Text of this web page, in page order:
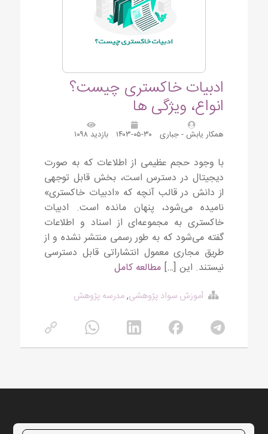
ادبیات خاکستری چیست؟
انواع، ویژگی ها
همکار یابش - جباری ۱۴۰۳-۰۵-۳۰ بازدید ۱۰۹۸
با وجود حجم عظیمی از اطلاعات که به صورت
دیجیتال در دسترس است، بخش قابل توجهی
از دانش در قالب آنچه که «ادبیات خاکستری»
نامیده می‌شود، پنهان مانده است. ادبیات
خاکستری به مجموعه‌ای از اسناد و اطلاعات
گفته می‌شود که به طور رسمی منتشر نشده و از
طریق مجاری معمول انتشاراتی قابل دسترسی
نیستند. این […] مطالعه کامل
آموزش سواد پژوهشی,مدرسه پژوهش